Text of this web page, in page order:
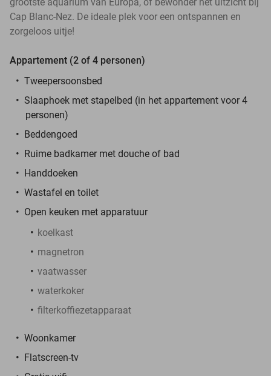
Cap Blanc-Nez. De ideale plek voor een ontspannen en
zorgeloos uitje!
Appartement (2 of 4 personen)
Tweepersoonsbed
Slaaphoek met stapelbed (in het appartement voor 4
personen)
Beddengoed
Ruime badkamer met douche of bad
Handdoeken
Wastafel en toilet
Open keuken met apparatuur
koelkast
magnetron
vaatwasser
waterkoker
filterkoffiezetapparaat
Woonkamer
Flatscreen-tv